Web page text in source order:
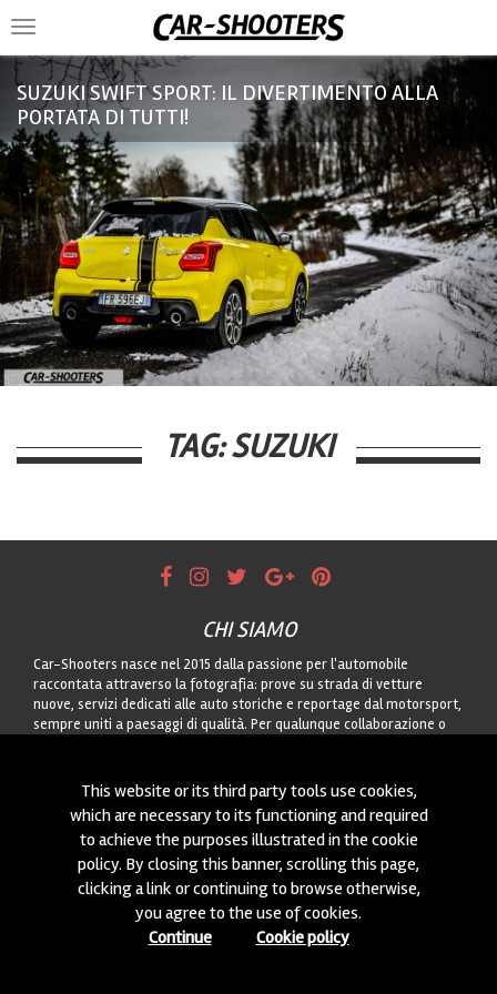
Toggle
navigation
SUZUKI SWIFT SPORT: IL DIVERTIMENTO ALLA
PORTATA DI TUTTI!
TAG:SUZUKI
CHI SIAMO
Car-Shooters nasce nel 2015 dalla passione per l'automobile
raccontata attraverso la fotografia: prove su strada di vetture
nuove, servizi dedicati alle auto storiche e reportage dal motorsport,
sempre uniti a paesaggi di qualità. Per qualunque collaborazione o
CONTATTACI
Siamo sempre interessati a nuove collaborazioni o a nuove auto da
fotografare! Puoi scrivercicliccando qui!
© 2015-2026 CAR-SHOOTERS. ALL RIGHTS RESERVED.
This website or its third party tools use cookies,
which are necessary to its functioning and required
to achieve the purposes illustrated in the cookie
policy. By closing this banner, scrolling this page,
clicking a link or continuing to browse otherwise,
you agree to the use of cookies.
Continue
Cookie policy